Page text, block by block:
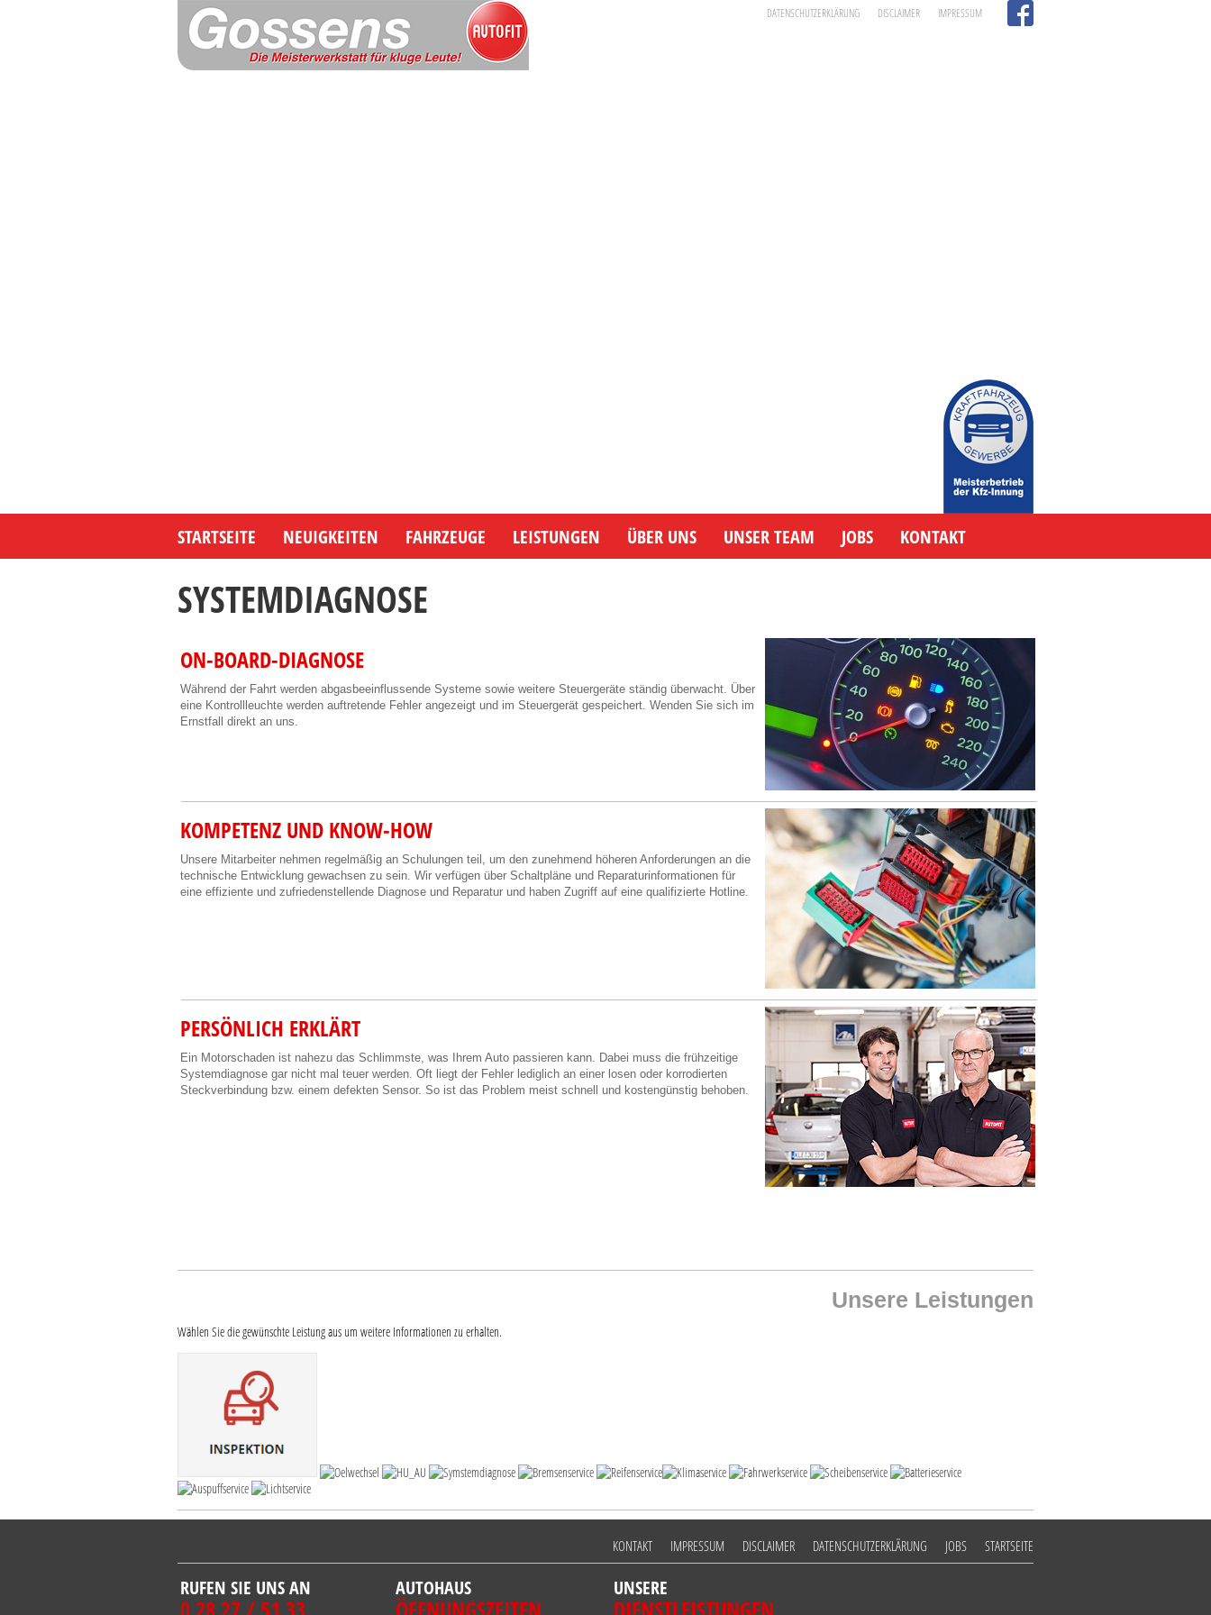
DATENSCHUTZERKLÄRUNG DISCLAIMER IMPRESSUM
STARTSEITE NEUIGKEITEN FAHRZEUGE LEISTUNGEN ÜBER UNS UNSER TEAM JOBS KONTAKT
SYSTEMDIAGNOSE
ON-BOARD-DIAGNOSE
Während der Fahrt werden abgasbeeinflussende Systeme sowie weitere Steuergeräte ständig überwacht. Über
eine Kontrollleuchte werden auftretende Fehler angezeigt und im Steuergerät gespeichert. Wenden Sie sich im
Ernstfall direkt an uns.
KOMPETENZ UND KNOW-HOW
Unsere Mitarbeiter nehmen regelmäßig an Schulungen teil, um den zunehmend höheren Anforderungen an die
technische Entwicklung gewachsen zu sein. Wir verfügen über Schaltpläne und Reparaturinformationen für
eine effiziente und zufriedenstellende Diagnose und Reparatur und haben Zugriff auf eine qualifizierte Hotline.
PERSÖNLICH ERKLÄRT
Ein Motorschaden ist nahezu das Schlimmste, was Ihrem Auto passieren kann. Dabei muss die frühzeitige
Systemdiagnose gar nicht mal teuer werden. Oft liegt der Fehler lediglich an einer losen oder korrodierten
Steckverbindung bzw. einem defekten Sensor. So ist das Problem meist schnell und kostengünstig behoben.
Unsere Leistungen
Wählen Sie die gewünschte Leistung aus um weitere Informationen zu erhalten.
STARTSEITE
JOBS
DATENSCHUTZERKLÄRUNG
DISCLAIMER
IMPRESSUM
KONTAKT
RUFEN SIE UNS AN AUTOHAUS UNSERE